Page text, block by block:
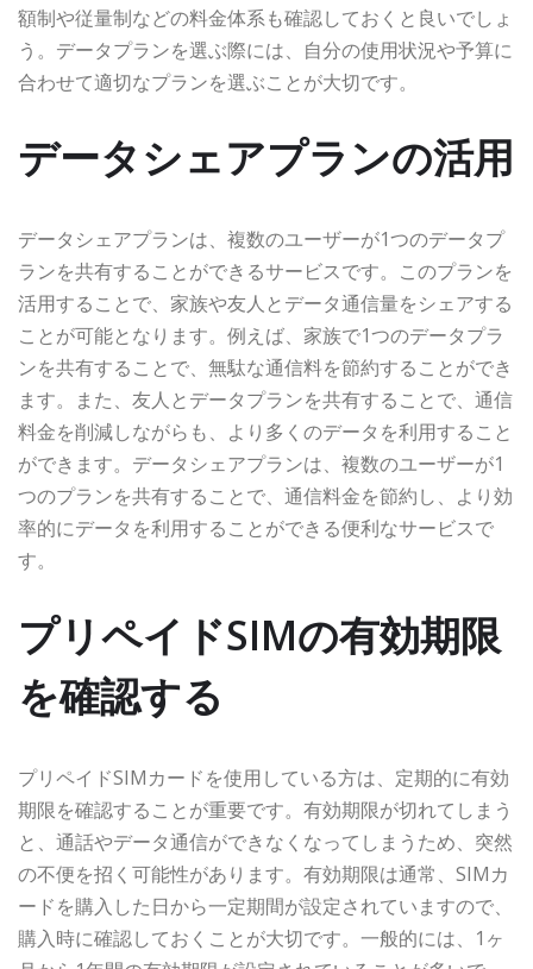
額制や従量制などの料金体系も確認しておくと良いでしょ
う。データプランを選ぶ際には、自分の使用状況や予算に
合わせて適切なプランを選ぶことが大切です。
データシェアプランの活用
データシェアプランは、複数のユーザーが1つのデータプ
ランを共有することができるサービスです。このプランを
活用することで、家族や友人とデータ通信量をシェアする
ことが可能となります。例えば、家族で1つのデータプラ
ンを共有することで、無駄な通信料を節約することができ
ます。また、友人とデータプランを共有することで、通信
料金を削減しながらも、より多くのデータを利用すること
ができます。データシェアプランは、複数のユーザーが1
つのプランを共有することで、通信料金を節約し、より効
率的にデータを利用することができる便利なサービスで
す。
プリペイドSIMの有効期限
を確認する
プリペイドSIMカードを使用している方は、定期的に有効
期限を確認することが重要です。有効期限が切れてしまう
と、通話やデータ通信ができなくなってしまうため、突然
の不便を招く可能性があります。有効期限は通常、SIMカ
ードを購入した日から一定期間が設定されていますので、
購入時に確認しておくことが大切です。一般的には、1ヶ